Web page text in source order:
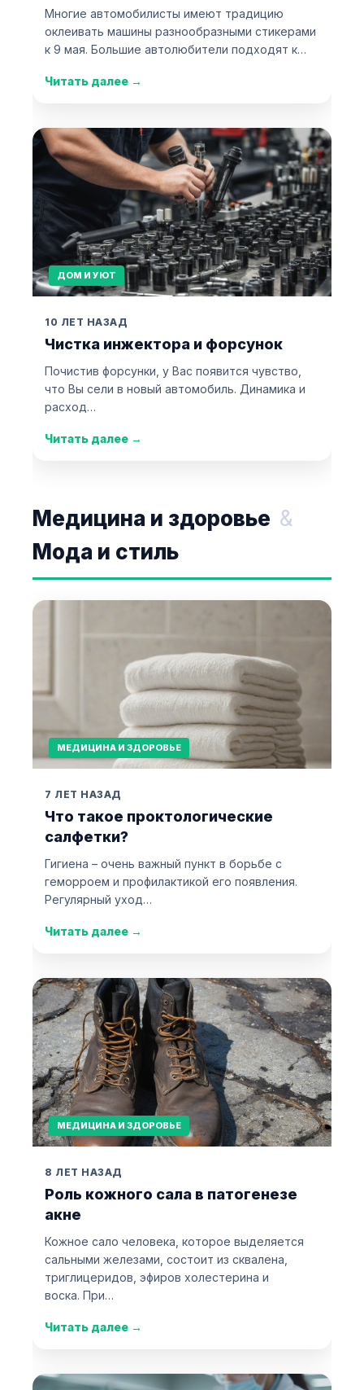
Многие автомобилисты имеют традицию
оклеивать машины разнообразными стикерами
к 9 мая. Большие автолюбители подходят к…
Читать далее →
ДОМ И УЮТ
10 ЛЕТ НАЗАД
Чистка инжектора и форсунок
Почистив форсунки, у Вас появится чувство,
что Вы сели в новый автомобиль. Динамика и
расход…
Читать далее →
Медицина и здоровье &
Мода и стиль
МЕДИЦИНА И ЗДОРОВЬЕ
7 ЛЕТ НАЗАД
Что такое проктологические
салфетки?
Гигиена – очень важный пункт в борьбе с
геморроем и профилактикой его появления.
Регулярный уход…
Читать далее →
МЕДИЦИНА И ЗДОРОВЬЕ
8 ЛЕТ НАЗАД
Роль кожного сала в патогенезе
акне
Кожное сало человека, которое выделяется
сальными железами, состоит из сквалена,
триглицеридов, эфиров холестерина и
воска. При…
Читать далее →